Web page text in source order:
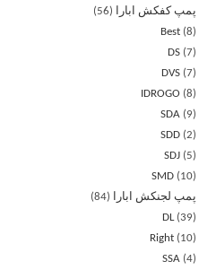
پمپ کفکش ابارا
56
Best 8
DS 7
DVS 7
IDROGO
8
SDA
9
SDD 2
SDJ
5
SMD
10
پمپ لجنکش ابارا
84
DL 39
Right
10
SSA 4